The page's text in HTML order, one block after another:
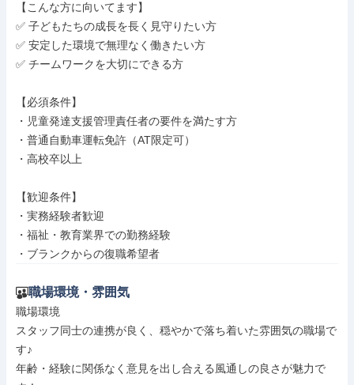
【こんな方に向いてます】
✅ 子どもたちの成長を長く見守りたい方
✅ 安定した環境で無理なく働きたい方
✅ チームワークを大切にできる方
【必須条件】
・児童発達支援管理責任者の要件を満たす方
・普通自動車運転免許（AT限定可）
・高校卒以上
【歓迎条件】
・実務経験者歓迎
・福祉・教育業界での勤務経験
・ブランクからの復職希望者
職場環境・雰囲気
職場環境
スタッフ同士の連携が良く、穏やかで落ち着いた雰囲気の職場で
す♪
年齢・経験に関係なく意見を出し合える風通しの良さが魅力で